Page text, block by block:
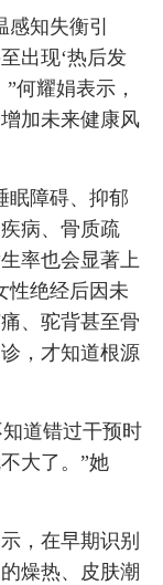
知失衡引
出现‘热后发
何耀娟表示，
加未来健康风
眠障碍、抑郁
病、骨质疏
率也会显著上
性绝经后因未
、驼背甚至骨
，才知道根源
知道错过干预时
大了。”她
，在早期识别
燥热、皮肤潮